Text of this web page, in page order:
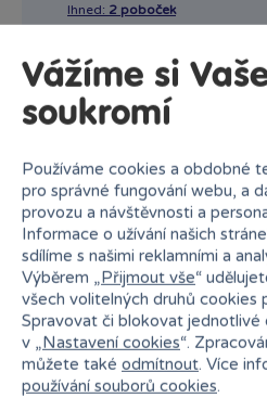
Ihned: 2 poboček
Vážíme si
soukromí
Používáme cookies a obdobné
pro správné fungování webu, a
provozu a návštěvnosti a
Informace o užívání našich
sdílíme s našimi reklamními a
Výběrem „Přijmout vše“
všech volitelných druhů cookies
Spravovat či blokovat jednotlivé
v „Nastavení cookies“.
můžete také odmítnout. Více
používání souborů cookies.